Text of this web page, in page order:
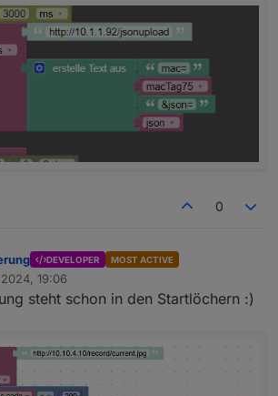
0
DEVELOPER MOST ACTIVE
19:06
steht schon in den Startlöchern :)